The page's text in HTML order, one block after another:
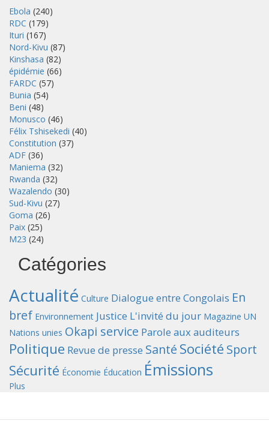
Ebola (240)
RDC (179)
Ituri (167)
Nord-Kivu (87)
Kinshasa (82)
épidémie (66)
FARDC (57)
Bunia (54)
Beni (48)
Monusco (46)
Félix Tshisekedi (40)
Constitution (37)
ADF (36)
Maniema (32)
Rwanda (32)
Wazalendo (30)
Sud-Kivu (27)
Goma (26)
Paix (25)
M23 (24)
Catégories
Actualité Culture Dialogue entre Congolais En
bref Environnement Justice L'invité du jour Magazine UN
Nations unies Okapi service Parole aux auditeurs
Politique Revue de presse Santé Société Sport
Sécurité Économie Éducation Émissions
Plus